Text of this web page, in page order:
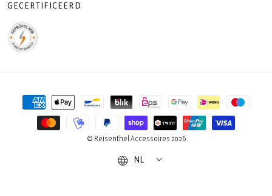
GECERTIFICEERD
Betaalmethoden
© Reisenthel Accessoires 2026
NL